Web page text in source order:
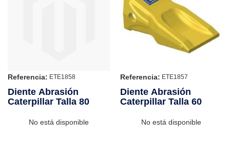
Referencia: ETE1858
Diente Abrasión
Caterpillar Talla 80
No está disponible
Referencia: ETE1857
Diente Abrasión
Caterpillar Talla 60
No está disponible